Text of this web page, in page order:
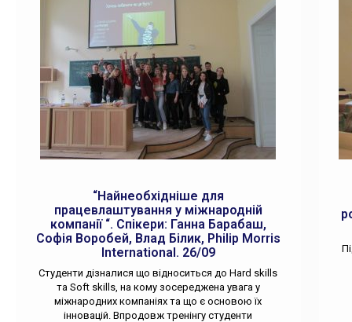
“Найнеобхідніше для
працевлаштування у міжнародній
компанії “. Спікери: Ганна Барабаш,
Софія Воробей, Влад Білик, Philip Morris
International. 26/09
Студенти дізналися що відноситься до Hard skills
та Soft skills, на кому зосереджена увага у
міжнародних компаніях та що є основою їх
інновацій. Впродовж тренінгу студенти